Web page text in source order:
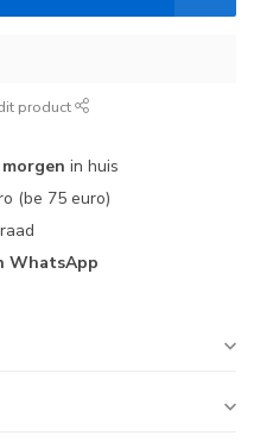
product
morgen in huis
(be 75 euro)
WhatsApp